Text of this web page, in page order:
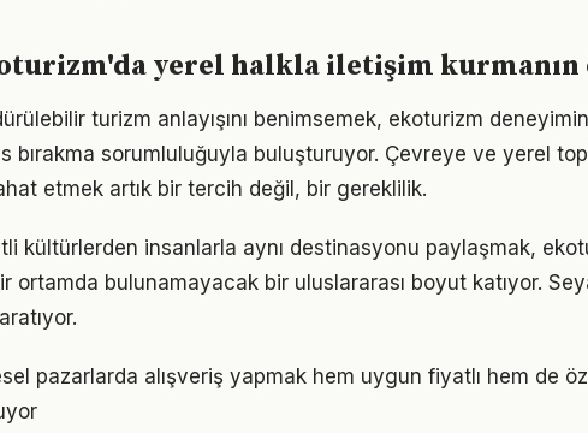
yerel halkla iletişim kurmanın
turizm anlayışını benimsemek, ekoturizm
bırakma sorumluluğuyla buluşturuyor. Çevreye ve yerel
etmek artık bir tercih değil, bir gereklilik.
kültürlerden insanlarla aynı destinasyonu paylaşmak,
ortamda bulunamayacak bir uluslararası boyut katıyor.
pazarlarda alışveriş yapmak hem uygun fiyatlı hem de